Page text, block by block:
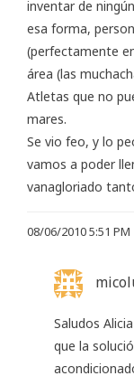
inventar de
esa forma,
(perfectamente
área (las
Atletas que no
mares.
Se vio feo, y lo
vamos a poder
vanagloriado
08/06/2010 5:51 PM
Saludos
que la